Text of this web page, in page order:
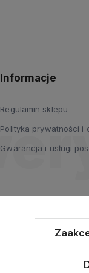
Informacje
Regulamin sklepu
Polityka prywatności i
Gwarancja i usługi